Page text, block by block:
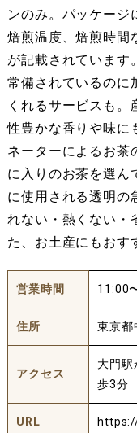
ンのみ。パッケージ
焙煎温度、焙煎時間
が記載されています
常備されているのに
くれるサービスも
性豊かな香りや味に
ネーターによるお茶
に入りのお茶を選ん
に使用される透明の
れない・熱くない・
た、お土産にもおす
営業時間 11:00
住所 東京都
アクセス
大門駅
歩3分
URL